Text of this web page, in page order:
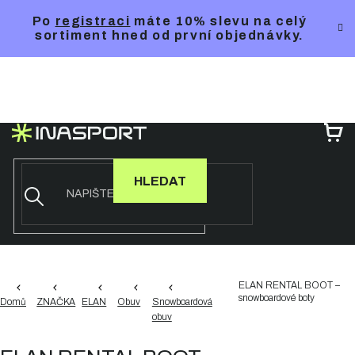
Po registraci máte 10% slevu na celý
sortiment hned od první objednávky.
HLEDAT
Domů ZNAČKA ELAN Obuv
Snowboardová
obuv
ELAN RENTAL BOOT –
snowboardové boty